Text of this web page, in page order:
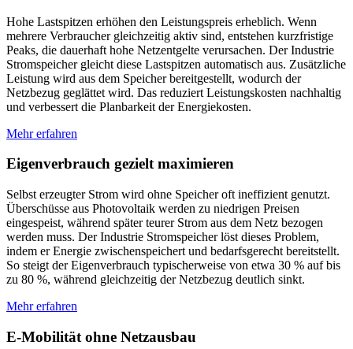
Hohe Lastspitzen erhöhen den Leistungspreis erheblich. Wenn
mehrere Verbraucher gleichzeitig aktiv sind, entstehen kurzfristige
Peaks, die dauerhaft hohe Netzentgelte verursachen. Der Industrie
Stromspeicher gleicht diese Lastspitzen automatisch aus. Zusätzliche
Leistung wird aus dem Speicher bereitgestellt, wodurch der
Netzbezug geglättet wird. Das reduziert Leistungskosten nachhaltig
und verbessert die Planbarkeit der Energiekosten.
Mehr erfahren
Eigenverbrauch gezielt maximieren
Selbst erzeugter Strom wird ohne Speicher oft ineffizient genutzt.
Überschüsse aus Photovoltaik werden zu niedrigen Preisen
eingespeist, während später teurer Strom aus dem Netz bezogen
werden muss. Der Industrie Stromspeicher löst dieses Problem,
indem er Energie zwischenspeichert und bedarfsgerecht bereitstellt.
So steigt der Eigenverbrauch typischerweise von etwa 30 % auf bis
zu 80 %, während gleichzeitig der Netzbezug deutlich sinkt.
Mehr erfahren
E-Mobilität ohne Netzausbau